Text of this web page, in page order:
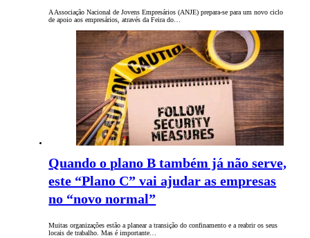
A Associação Nacional de Jovens Empresários (ANJE) prepara-se para um novo ciclo
de apoio aos empresários, através da Feira do…
Quando o plano B também já não serve,
este “Plano C” vai ajudar as empresas
no “novo normal”
Muitas organizações estão a planear a transição do confinamento e a reabrir os seus
locais de trabalho. Mas é importante…